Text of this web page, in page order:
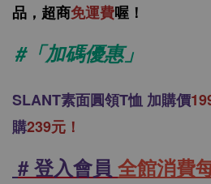
品， 超商免運費喔！
#「加碼優惠」
SLANT素面圓領T恤 加購價
購239元！
# 登入會員 全館消費